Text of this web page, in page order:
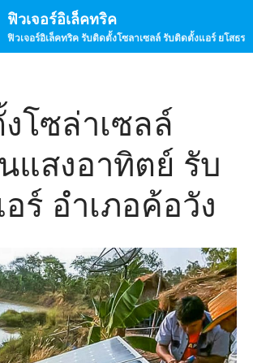
หน้าแรก
บรรยากาศร้าน
บรรยากาศการทำงาน
บริการ
รับติดตั้งโซล่าเซลล์
รับติดตั้งแอร์
รับติดตั้งกล้องวงจรปิด
รับติดตั้งจานดาวเทียม
จำหน่ายสินค้าอิเล็กทรอนิกส์
ฟิวเจอร์อิเล็คทริค
ฟิวเจอร์อิเล็คทริค รับติดตั้งโซลาเซลล์ รับติดตั้งแอร์ ยโสธร
โซล่าเซลล์
แสงอาทิตย์ รับ
ร์ อำเภอค้อวัง